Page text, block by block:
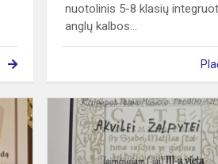
nuotolinis 5-8 klasių
anglų kalbos...
Sveikiname
nugalėtojus!